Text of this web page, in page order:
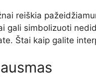
reiškia
gali simbolizuoti
Štai kaip galite